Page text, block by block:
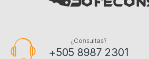
¿Consultas?
+505 8987 2301